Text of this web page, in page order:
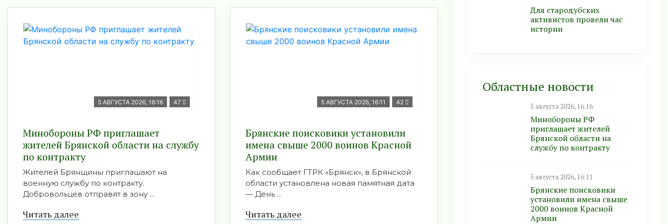
5 АВГУСТА 2026, 16:16 47
Минобoроны РФ приглaшaет
житeлeй Брянской области на службу
по контракту
Жителей Брянщины приглашают на
военную службу по контракту.
Добровольцев отправят в зону ...
Читать далее
5 АВГУСТА 2026, 16:11 42
Брянские поисковики установили
имена свыше 2000 воинов Красной
Армии
Как сообщает ГТРК «Брянск», в Брянской
области установлена новая памятная дата
— День ...
Читать далее
Для стародубских
активистов провели час
истории
Областные новости
5 августа 2026, 16:16
Минобoроны РФ
приглaшaет житeлeй
Брянской области на
службу по контракту
5 августа 2026, 16:11
Брянские поисковики
установили имена свыше
2000 воинов Красной
Армии